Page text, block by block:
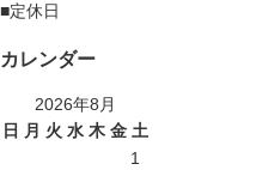
■定休日
カレンダー
2026年8月
日
月 火 水 木 金 土
1